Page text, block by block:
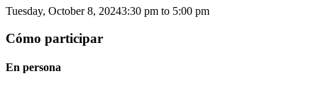
Tuesday, October 8, 20243:30 pm to 5:00 pm
Cómo participar
En persona